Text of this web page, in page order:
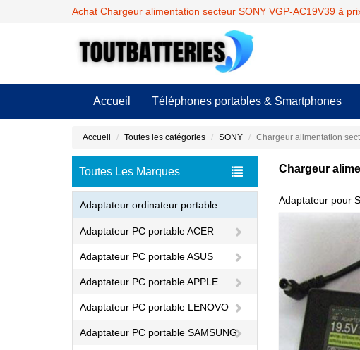
Achat Chargeur alimentation secteur SONY VGP-AC19V39 à
Accueil Téléphones portables & Smartphones
Accueil Toutes les catégories SONY Chargeur alimentation
Toutes Les Marques
Adaptateur ordinateur portable
Adaptateur PC portable ACER
Adaptateur PC portable ASUS
Adaptateur PC portable APPLE
Adaptateur PC portable LENOVO
Adaptateur PC portable SAMSUNG
Chargeur
Adaptateur pour